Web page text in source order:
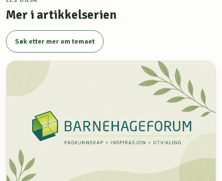
Mer i artikkelserien
Søk etter mer om temaet